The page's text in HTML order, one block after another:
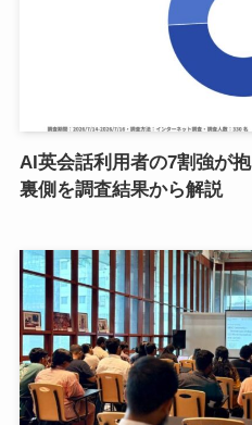
AI英会話利用者の7割強が
裏側を調査結果から解説